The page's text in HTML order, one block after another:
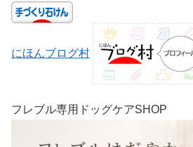
にほんブログ村
フレブル専用ドッグケアSHOP